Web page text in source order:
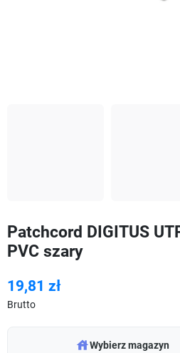
Patchcord DIGITUS
PVC szary
19,81 zł
Brutto
warehouseWybierz magazyn